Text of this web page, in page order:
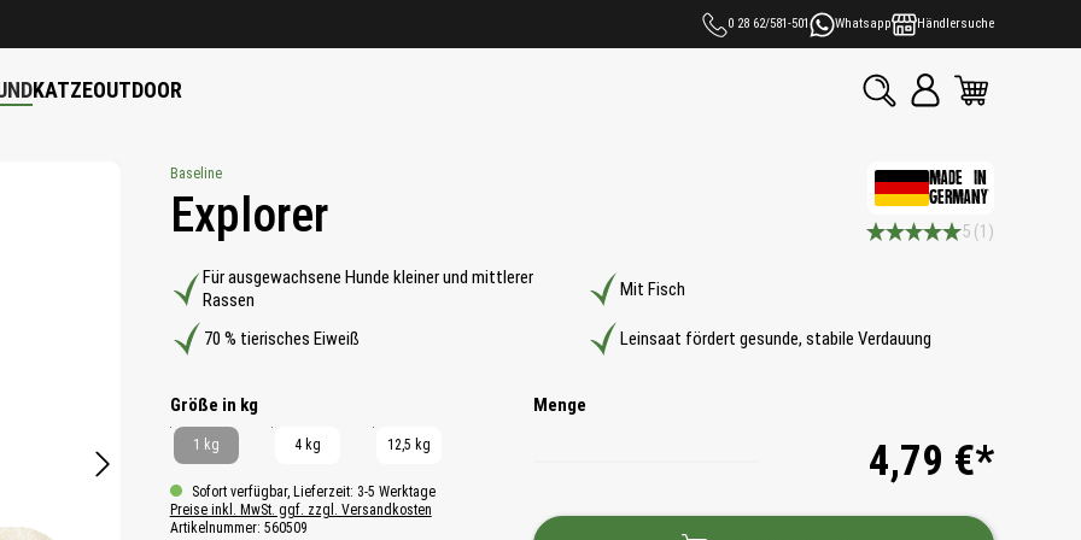
0 28 62/581-501 Whatsapp Händlersuche
KATZEOUTDOOR
Baseline
Explorer
MADE IN
GERMANY
5 (1)
Für ausgewachsene Hunde kleiner und mittlerer
Rassen
Mit Fisch
70 % tierisches Eiweiß Leinsaat fördert gesunde, stabile Verdauung
Größe in kgauswählen
1 kg 4 kg 12,5 kg
Sofort verfügbar, Lieferzeit: 3-5 Werktage
Preise inkl. MwSt. ggf. zzgl. Versandkosten
Artikelnummer: 560509
Menge
4,79 €*